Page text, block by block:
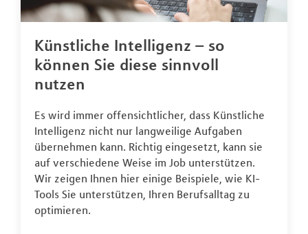
Künstliche Intelligenz – so
können Sie diese sinnvoll
nutzen
Es wird immer offensichtlicher, dass Künstliche
Intelligenz nicht nur langweilige Aufgaben
übernehmen kann. Richtig eingesetzt, kann sie
auf verschiedene Weise im Job unterstützen.
Wir zeigen Ihnen hier einige Beispiele, wie KI-
Tools Sie unterstützen, Ihren Berufsalltag zu
optimieren.